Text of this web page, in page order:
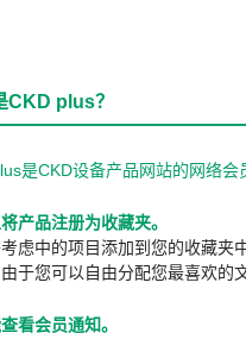
CKD plus？
是CKD设备产品网站的网络
产品注册为收藏夹。
虑中的项目添加到您的收藏夹
于您可以自由分配您最喜欢的
看会员通知。